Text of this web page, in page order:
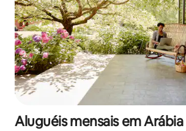
Aluguéis mensais em